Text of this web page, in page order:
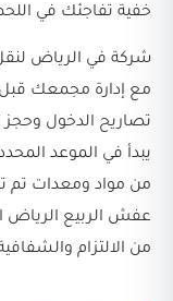
خفية تفاجئك في
شركة في الرياض
مع إدارة مجمعك قبل
تصاريح الدخول
يبدأ في الموعد
من مواد ومعدات تم
عفش الربيع الرياض
من الالتزام